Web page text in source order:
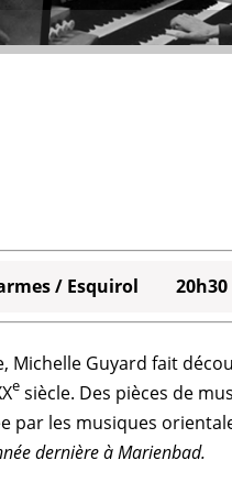
/ Esquirol 20h30
, Michelle Guyard fait
esiècle. Des pièces de
par les musiques
dernière à Marienbad.